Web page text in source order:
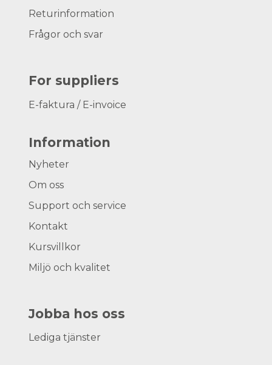
Returinformation
Frågor och svar
For suppliers
E-faktura / E-invoice
Information
Nyheter
Om oss
Support och service
Kontakt
Kursvillkor
Miljö och kvalitet
Jobba hos oss
Lediga tjänster